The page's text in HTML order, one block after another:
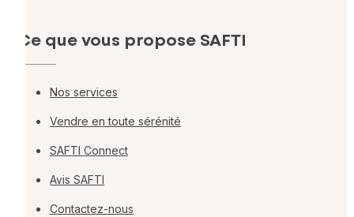
Ce que vous propose SAFTI
Nos services
Vendre en toute sérénité
SAFTI Connect
Avis SAFTI
Contactez-nous